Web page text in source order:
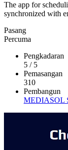
The app for
synchronized with
Pasang
Percuma
Pengkadaran
5 / 5
Pemasangan
310
Pembangun
MEDIASOL